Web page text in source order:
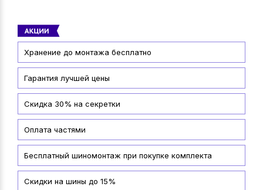
Хранение до монтажа бесплатно
Гарантия лучшей цены
Скидка 30% на секретки
Оплата частями
Бесплатный шиномонтаж при покупке комплекта
Скидки на шины до 15%